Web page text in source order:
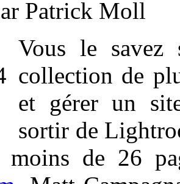
Patrick Moll
Vous le savez
collection de
et gérer un
sortir de
moins de 26